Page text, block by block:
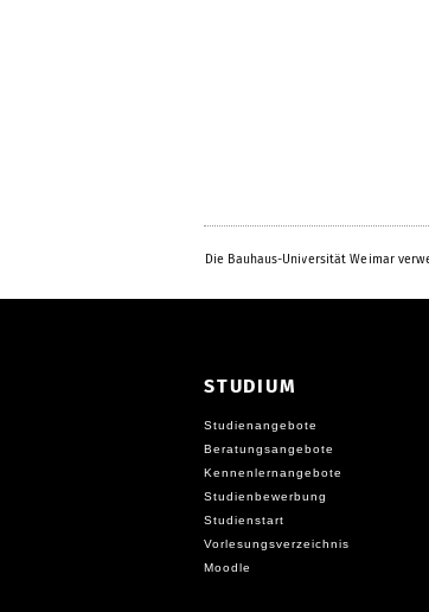
Die Bauhaus-Universität Weimar
STUDIUM
Studienangebote
Beratungsangebote
Kennenlernangebote
Studienbewerbung
Studienstart
Vorlesungsverzeichnis
Moodle